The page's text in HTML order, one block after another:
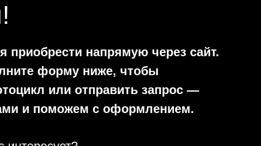
приобрести напрямую через сайт.
форму ниже, чтобы
или отправить запрос —
и поможем с оформлением.